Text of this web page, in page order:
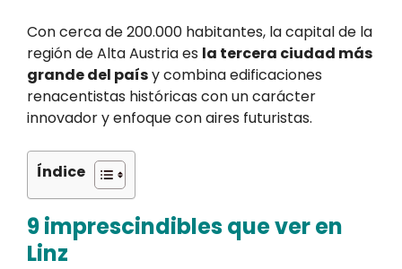
Con cerca de 200.000 habitantes, la capital de la
región de Alta Austria es la tercera ciudad más
grande del paísy combina edificaciones
renacentistas históricas con un carácter
innovador y enfoque con aires futuristas.
Índice
9 imprescindibles que ver en
Linz